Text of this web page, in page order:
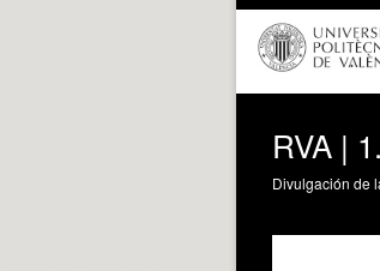
RVA |
Divulgación de